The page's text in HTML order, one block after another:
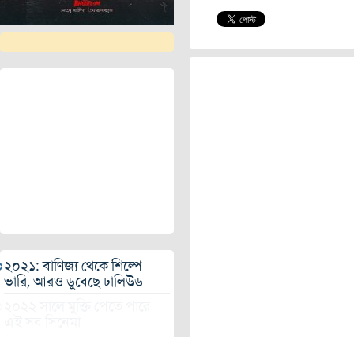
২০২১: বাণিজ্য থেকে শিল্পে
ভারি, আরও ডুবেছে ঢালিউড